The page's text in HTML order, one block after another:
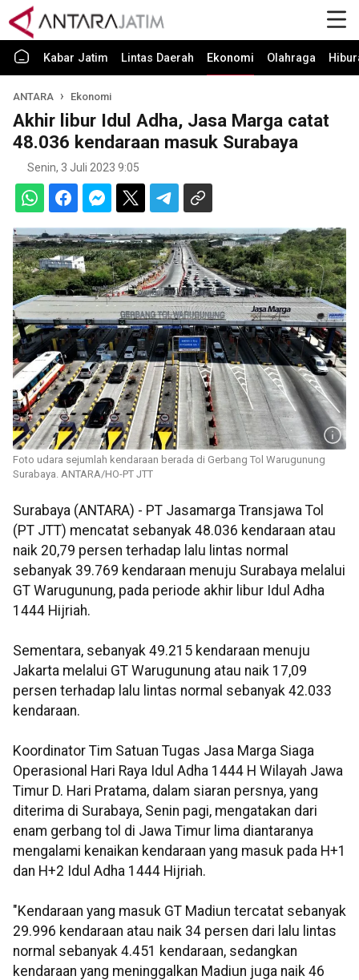
Kabar Jatim Lintas Daerah Ekonomi Olahraga
ANTARA Ekonomi
Akhir libur Idul Adha, Jasa Marga catat
48.036 kendaraan masuk Surabaya
Senin, 3 Juli 2023 9:05
Foto udara sejumlah kendaraan berada di Gerbang Tol Warugunung
Surabaya. ANTARA/HO-PT JTT
Surabaya (ANTARA) - PT Jasamarga Transjawa Tol
(PT JTT) mencatat sebanyak 48.036 kendaraan atau
naik 20,79 persen terhadap lalu lintas normal
sebanyak 39.769 kendaraan menuju Surabaya melalui
GT Warugunung, pada periode akhir libur Idul Adha
1444 Hijriah.
Sementara, sebanyak 49.215 kendaraan menuju
Jakarta melalui GT Warugunung atau naik 17,09
persen terhadap lalu lintas normal sebanyak 42.033
kendaraan.
Koordinator Tim Satuan Tugas Jasa Marga Siaga
Operasional Hari Raya Idul Adha 1444 H Wilayah Jawa
Timur D. Hari Pratama, dalam siaran persnya, yang
diterima di Surabaya, Senin pagi, mengatakan dari
enam gerbang tol di Jawa Timur lima diantaranya
mengalami kenaikan kendaraan yang masuk pada H+1
dan H+2 Idul Adha 1444 Hijriah.
"Kendaraan yang masuk GT Madiun tercatat sebanyak
29.996 kendaraan atau naik 34 persen dari lalu lintas
normal sebanyak 4.451 kendaraan, sedangkan
kendaraan yang meninggalkan Madiun juga naik 46